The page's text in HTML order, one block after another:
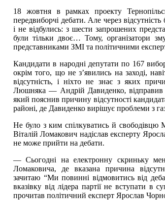
18 жовтня в рамках проекту
передвиборчі дебати. Але через
і не відбулись: з шести запрошених
були тільки двоє… Тому, організатори
представниками ЗМІ та політичними
Кандидати в народні депутати по 167
окрім того, що не з’явились на заході,
відсутність, і ніхто не знає з яких
Люшняка — Андрій Давиденко, відправив
який пояснив причину відсутності
районі, де Давиденко вирішує проблеми з
Не було з ким спілкуватись й свободівцю
Віталій Ломакович надіслав експерту
не може прийти на дебати.
— Сьогодні на електронну скриньку
Ломаковича, де вказана причина
зачитаю “Ми повинні відмовитись від
вказівку від лідера партії не вступати в
прочитав політичний експерт Ярослав